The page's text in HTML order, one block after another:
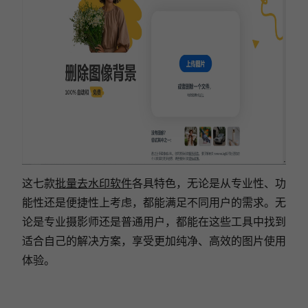
这七款批量去水印软件各具特色，无论是从专业性、功
能性还是便捷性上考虑，都能满足不同用户的需求。无
论是专业摄影师还是普通用户，都能在这些工具中找到
适合自己的解决方案，享受更加纯净、高效的图片使用
体验。